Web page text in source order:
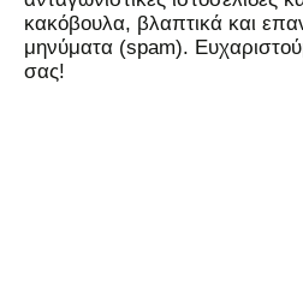
κακόβουλα, βλαπτικά και
μηνύματα (spam).
σας!